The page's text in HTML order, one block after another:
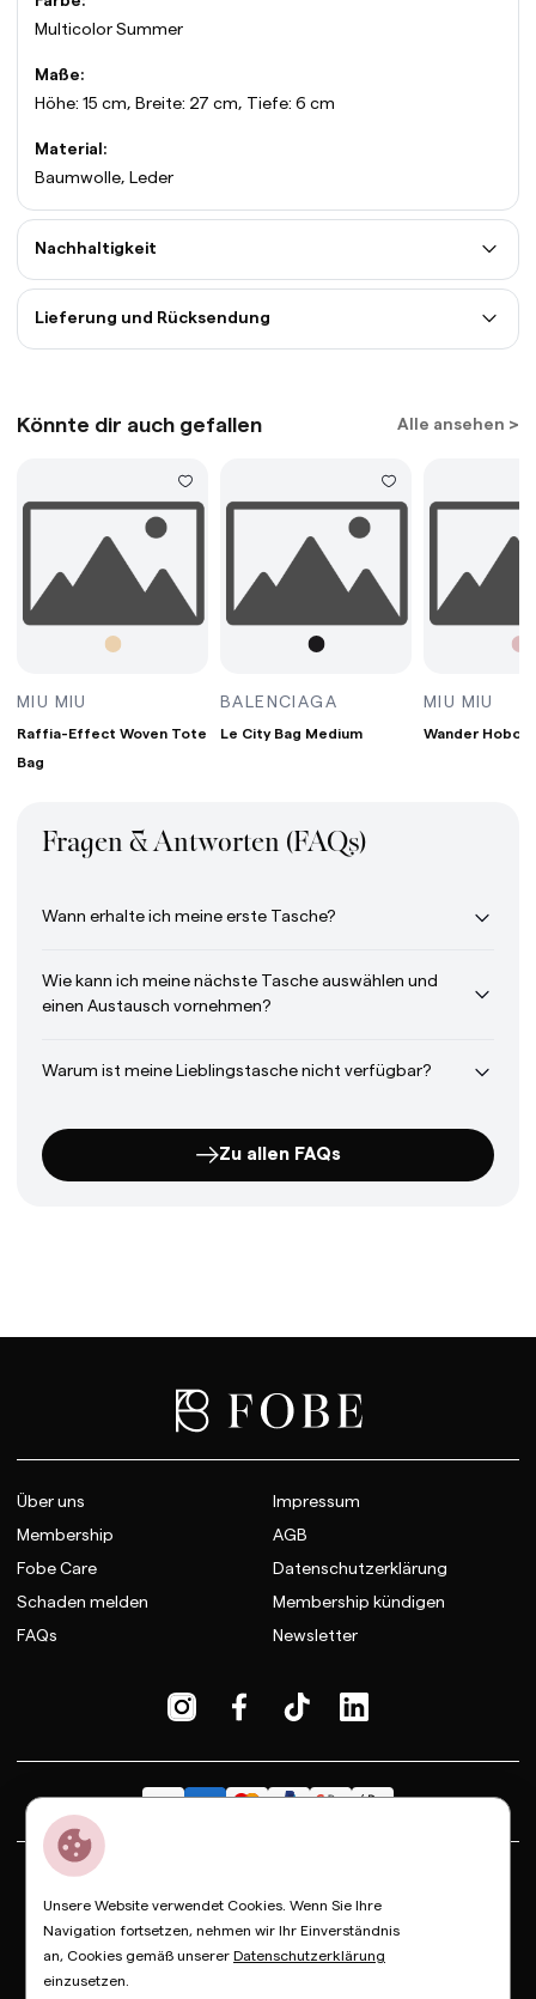
Multicolor Summer
Maße:
Höhe: 15 cm, Breite: 27 cm, Tiefe: 6 cm
Material:
Baumwolle, Leder
Nachhaltigkeit
Lieferung und Rücksendung
Könnte dir auch gefallen Alle ansehen >
MINI BORDEAUX
MIU MIU RAFFIA-EFFECT WOVEN TOTE BAG WHITE/TAN/
Raffia-Effect Woven Tote
Bag
BALENCIAGA LE CITY BAG
Le City Bag Medium
MIU MIU
Wander Hobo
Fragen & Antworten (FAQs)
Wann erhalte ich meine erste Tasche?
Wie kann ich meine nächste Tasche auswählen und
einen Austausch vornehmen?
Warum ist meine Lieblingstasche nicht verfügbar?
Zu allen FAQs
Über uns
Membership
Fobe Care
Schaden melden
FAQs
Impressum
AGB
Datenschutzerklärung
Membership kündigen
Newsletter
Dior
Saint Laurent
Prada Balenciaga Loewe
© Copyright FOBE, 2026
Unsere Website verwendet Cookies. Wenn Sie Ihre
Navigation fortsetzen, nehmen wir Ihr Einverständnis
an, Cookies gemäß unserer Datenschutzerklärung
einzusetzen.